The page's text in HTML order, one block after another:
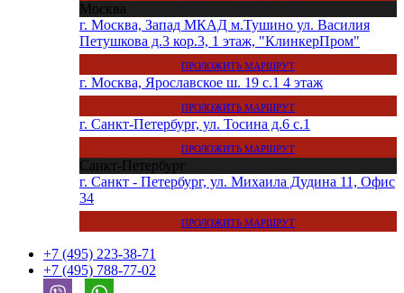
Москва
г. Москва, Запад МКАД м.Тушино ул. Василия
Петушкова д.3 кор.3, 1 этаж, "КлинкерПром"
ПРОЛОЖИТЬ МАРШРУТ
г. Москва, Ярославское ш. 19 с.1 4 этаж
ПРОЛОЖИТЬ МАРШРУТ
г. Санкт-Петербург, ул. Тосина д.6 с.1
ПРОЛОЖИТЬ МАРШРУТ
Санкт-Петербург
г. Санкт - Петербург, ул. Михаила Дудина 11, Офис
34
ПРОЛОЖИТЬ МАРШРУТ
+7 (495) 223-38-71
+7 (495) 788-77-02